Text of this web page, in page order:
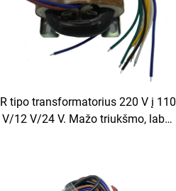
R tipo transformatorius 220 V į 110
V/12 V/24 V. Mažo triukšmo, labai